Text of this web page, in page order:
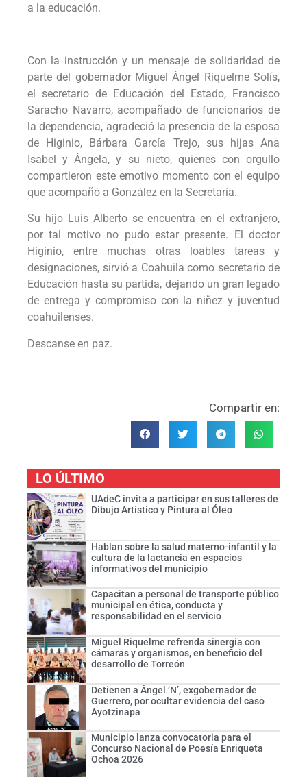
a la educación.
Con la instrucción y un mensaje de solidaridad de
parte del gobernador Miguel Ángel Riquelme Solís,
el secretario de Educación del Estado, Francisco
Saracho Navarro, acompañado de funcionarios de
la dependencia, agradeció la presencia de la esposa
de Higinio, Bárbara García Trejo, sus hijas Ana
Isabel y Ángela, y su nieto, quienes con orgullo
compartieron este emotivo momento con el equipo
que acompañó a González en la Secretaría.
Su hijo Luis Alberto se encuentra en el extranjero,
por tal motivo no pudo estar presente. El doctor
Higinio, entre muchas otras loables tareas y
designaciones, sirvió a Coahuila como secretario de
Educación hasta su partida, dejando un gran legado
de entrega y compromiso con la niñez y juventud
coahuilenses.
Descanse en paz.
Compartir en:
LO ÚLTIMO
UAdeC invita a participar en sus talleres de
Dibujo Artístico y Pintura al Óleo
Hablan sobre la salud materno-infantil y la
cultura de la lactancia en espacios
informativos del municipio
Capacitan a personal de transporte público
municipal en ética, conducta y
responsabilidad en el servicio
Miguel Riquelme refrenda sinergia con
cámaras y organismos, en beneficio del
desarrollo de Torreón
Detienen a Ángel ‘N’, exgobernador de
Guerrero, por ocultar evidencia del caso
Ayotzinapa
Municipio lanza convocatoria para el
Concurso Nacional de Poesía Enriqueta
Ochoa 2026